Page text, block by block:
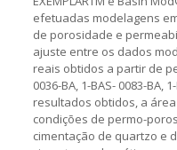
efetuadas modelagens
de porosidade e
ajuste entre os dados
reais obtidos a partir de
0036-BA, 1-BAS- 0083-BA,
resultados obtidos, a
condições de permo-
cimentação de quartzo e